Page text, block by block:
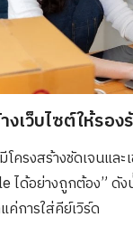
งเว็บไซต์ให้รอ
ครงสร้างชัดเจนและ
ได้อย่างถูกต้อง” ดั
ค่การใส่คีย์เวิร์ด